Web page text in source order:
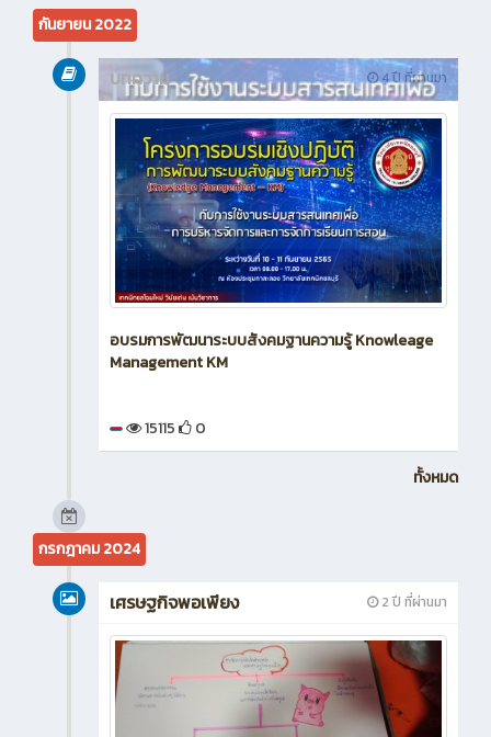
กันยายน 2022
4 ปี ที่ผ่านมา
บทความ
อบรมการพัฒนาระบบสังคมฐานความรู้ Knowleage
Management KM
15115 0
ทั้งหมด
กรกฎาคม 2024
2 ปี ที่ผ่านมา
เศรษฐกิจพอเพียง